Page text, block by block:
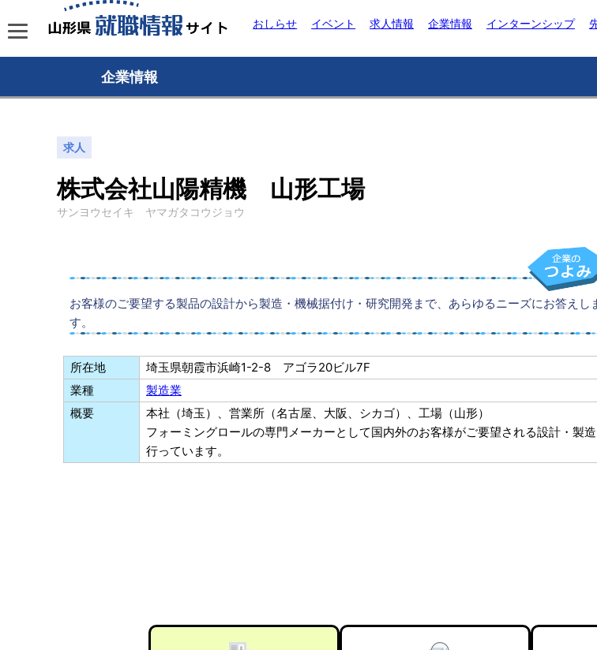
おしらせ イベント 求人情報 企業情報 インターンシップ
企業情報
求人
株式会社山陽精機 山形工場
サンヨウセイキ ヤマガタコウジョウ
お客様のご要望する製品の設計から製造・機械据付け・研究開発まで、あらゆるニーズにお答えし
す。
所在地
埼玉県朝霞市浜崎1-2-8 アゴラ20ビル7F
業種
製造業
概要
本社（埼玉）、営業所（名古屋、大阪、シカゴ）、工場（山形）
フォーミングロールの専門メーカーとして国内外のお客様がご要望される設計・製
行っています。